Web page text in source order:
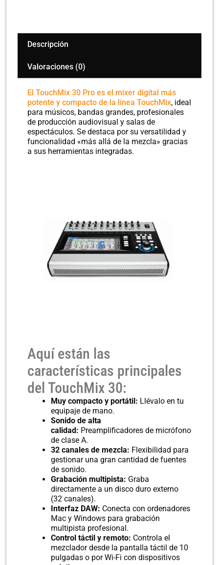
Descripción
Valoraciones (0)
El TouchMix 30 Pro es el mixer digital más
potente y compacto de la línea TouchMix, ideal
para músicos, bandas grandes, profesionales
de producción audiovisual y salas de
espectáculos. Se destaca por su versatilidad y
funcionalidad «más allá de la mezcla» gracias
a sus herramientas integradas.
Aquí están las
características principales
del TouchMix 30:
Muy compacto y portátil: Llévalo en tu
equipaje de mano.
Sonido de alta
calidad: Preamplificadores de micrófono
de clase A.
32 canales de mezcla: Flexibilidad para
gestionar una gran cantidad de fuentes
de sonido.
Grabación multipista: Graba
directamente a un disco duro externo
(32 canales).
Interfaz DAW: Conecta con ordenadores
Mac y Windows para grabación
multipista profesional.
Control táctil y remoto: Controla el
mezclador desde la pantalla táctil de 10
pulgadas o por Wi-Fi con dispositivos